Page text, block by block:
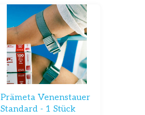
Prämeta Venenstauer
Standard - 1 Stück